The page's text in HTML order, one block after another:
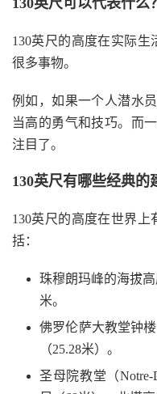
130英尺可以代表什么？
130英尺的高度在实际
很多事物。
例如，如果一个人潜水
当高的勇气和技巧。而
注目了。
130英尺有哪些经典的
130英尺的高度在世界
括：
珠穆朗玛峰的海拔
米。
佛罗伦萨大教堂钟楼
（25.28米）。
圣母院教堂（Notre-